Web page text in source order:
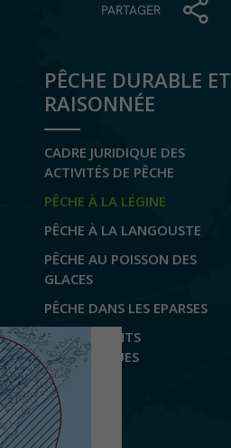
PARTAGER
PÊCHE DURABLE ET
RAISONNÉE
CADRE JURIDIQUE DES
ACTIVITÉS DE PÊCHE
PÊCHE À LA LÉGINE
PÊCHE À LA LANGOUSTE
PÊCHE AU POISSON DES
GLACES
PÊCHE DANS LES EPARSES
LES RÉFÉRENTS
SCIENTIFIQUES